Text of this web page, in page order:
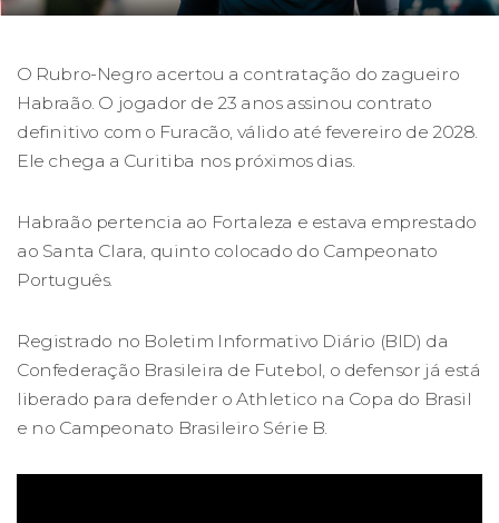
O Rubro-Negro acertou a contratação do zagueiro
Habraão. O jogador de 23 anos assinou contrato
definitivo com o Furacão, válido até fevereiro de 2028.
Ele chega a Curitiba nos próximos dias.
Habraão pertencia ao Fortaleza e estava emprestado
ao Santa Clara, quinto colocado do Campeonato
Português.
Registrado no Boletim Informativo Diário (BID) da
Confederação Brasileira de Futebol, o defensor já está
liberado para defender o Athletico na Copa do Brasil
e no Campeonato Brasileiro Série B.